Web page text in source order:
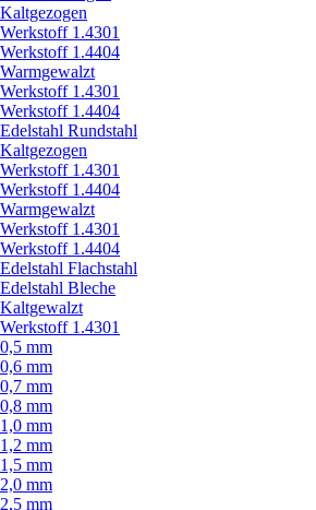
Kaltgezogen
Werkstoff 1.4301
Werkstoff 1.4404
Warmgewalzt
Werkstoff 1.4301
Werkstoff 1.4404
Edelstahl Rundstahl
Kaltgezogen
Werkstoff 1.4301
Werkstoff 1.4404
Warmgewalzt
Werkstoff 1.4301
Werkstoff 1.4404
Edelstahl Flachstahl
Edelstahl Bleche
Kaltgewalzt
Werkstoff 1.4301
0,5 mm
0,6 mm
0,7 mm
0,8 mm
1,0 mm
1,2 mm
1,5 mm
2,0 mm
2,5 mm